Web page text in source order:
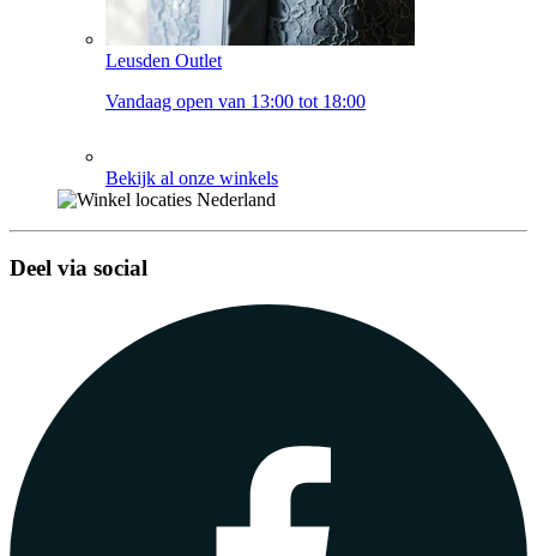
Leusden Outlet
Vandaag open van 13:00 tot 18:00
Bekijk al onze winkels
Deel via social